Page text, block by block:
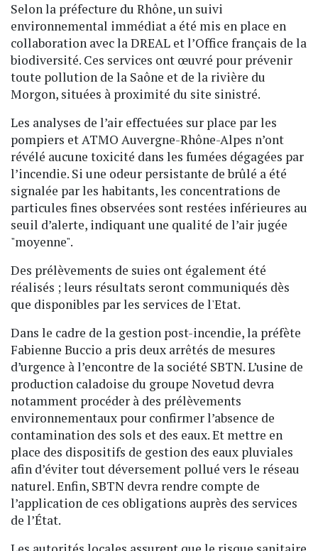
Selon la préfecture du Rhône, un suivi
environnemental immédiat a été mis en place en
collaboration avec la DREAL et l’Office français de la
biodiversité. Ces services ont œuvré pour prévenir
toute pollution de la Saône et de la rivière du
Morgon, situées à proximité du site sinistré.
Les analyses de l’air effectuées sur place par les
pompiers et ATMO Auvergne-Rhône-Alpes n’ont
révélé aucune toxicité dans les fumées dégagées par
l’incendie. Si une odeur persistante de brûlé a été
signalée par les habitants, les concentrations de
particules fines observées sont restées inférieures au
seuil d’alerte, indiquant une qualité de l’air jugée
"moyenne".
Des prélèvements de suies ont également été
réalisés ; leurs résultats seront communiqués dès
que disponibles par les services de l'Etat.
Dans le cadre de la gestion post-incendie, la préfète
Fabienne Buccio a pris deux arrêtés de mesures
d’urgence à l’encontre de la société SBTN. L’usine de
production caladoise du groupe Novetud devra
notamment procéder à des prélèvements
environnementaux pour confirmer l’absence de
contamination des sols et des eaux. Et mettre en
place des dispositifs de gestion des eaux pluviales
afin d’éviter tout déversement pollué vers le réseau
naturel. Enfin, SBTN devra rendre compte de
l’application de ces obligations auprès des services
de l’État.